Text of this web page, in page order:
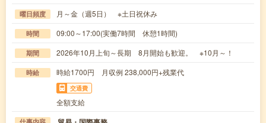
曜日頻度 月～金（週5日） ※土日祝休み
時間 09:00～17:00(実働7時間 休憩1時間)
期間 2026年10月上旬～長期 8月開始も歓迎。 ※10月～！
時給 時給1700円 月収例 238,000円+残業代
交通費
全額支給